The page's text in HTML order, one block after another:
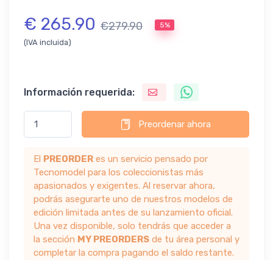
€ 265.90 €279.90 5%
(IVA incluida)
Información requerida:
Preordenar ahora
El PREORDER es un servicio pensado por
Tecnomodel para los coleccionistas más
apasionados y exigentes. Al reservar ahora,
podrás asegurarte uno de nuestros modelos de
edición limitada antes de su lanzamiento oficial.
Una vez disponible, solo tendrás que acceder a
la sección MY PREORDERS de tu área personal y
completar la compra pagando el saldo restante.